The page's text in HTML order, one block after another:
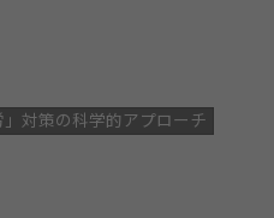
」対策の科学的アプローチ